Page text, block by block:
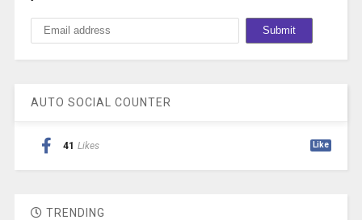
AUTO SOCIAL COUNTER
41 Likes Like
TRENDING